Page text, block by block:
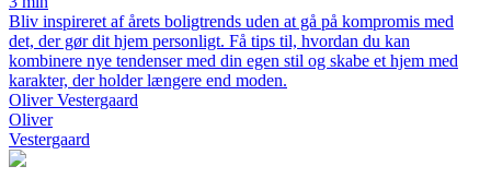
Bliv inspireret af årets boligtrends uden at gå på kompromis med
det, der gør dit hjem personligt. Få tips til, hvordan du kan
kombinere nye tendenser med din egen stil og skabe et hjem med
karakter, der holder længere end moden.
Oliver Vestergaard
Oliver
Vestergaard